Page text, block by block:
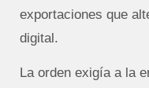
exportaciones que
digital.
La orden exigía a la